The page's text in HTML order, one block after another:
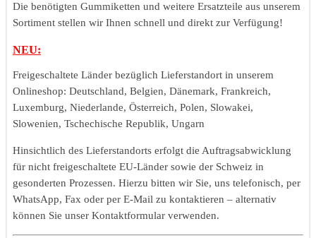
Die benötigten Gummiketten und weitere Ersatzteile aus unserem
Sortiment stellen wir Ihnen schnell und direkt zur Verfügung!
NEU:
Freigeschaltete Länder bezüglich Lieferstandort in unserem
Onlineshop: Deutschland, Belgien, Dänemark, Frankreich,
Luxemburg, Niederlande, Österreich, Polen, Slowakei,
Slowenien, Tschechische Republik, Ungarn
Hinsichtlich des Lieferstandorts erfolgt die Auftragsabwicklung
für nicht freigeschaltete EU-Länder sowie der Schweiz in
gesonderten Prozessen. Hierzu bitten wir Sie, uns telefonisch, per
WhatsApp, Fax oder per E-Mail zu kontaktieren – alternativ
können Sie unser Kontaktformular verwenden.